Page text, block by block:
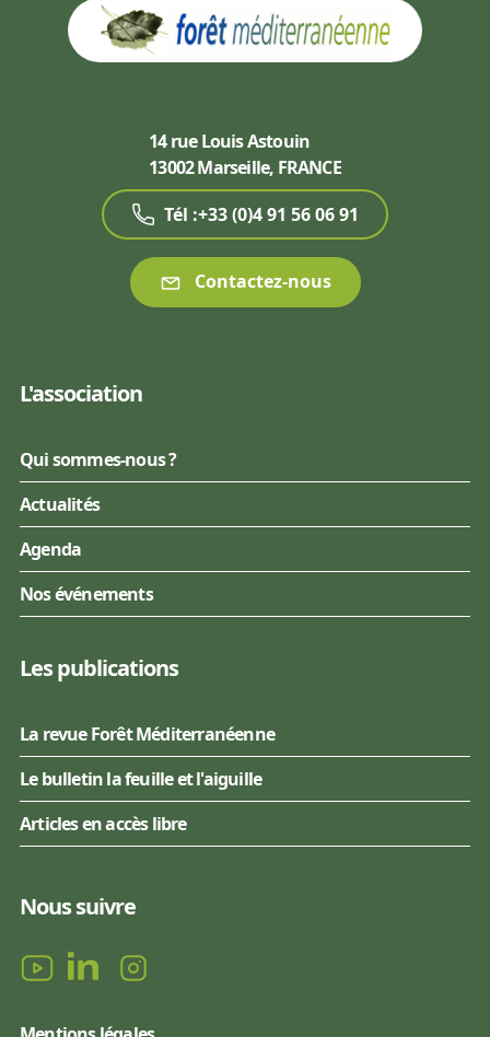
14 rue Louis Astouin
13002 Marseille, FRANCE
Tél :+33 (0)4 91 56 06 91
Contactez-nous
L'association
Qui sommes-nous ?
Actualités
Agenda
Nos événements
Les publications
La revue Forêt Méditerranéenne
Le bulletin la feuille et l'aiguille
Articles en accès libre
Nous suivre